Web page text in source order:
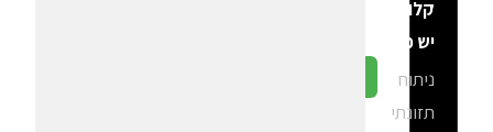
קלוריות
יש פה?
ניתוח
תזונתי